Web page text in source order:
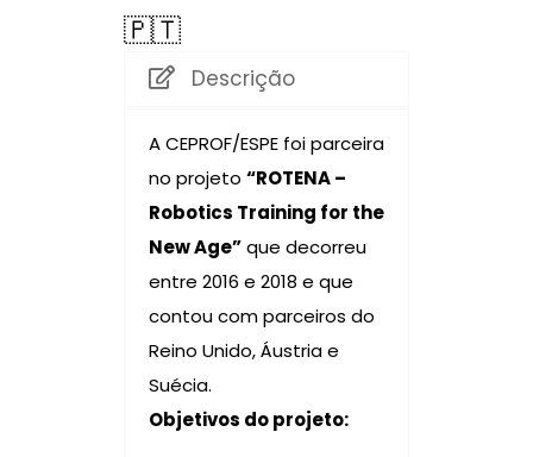
🇵🇹
Descrição
A CEPROF/ESPE foi parceira
no projeto “ROTENA –
Robotics Training for the
New Age”que decorreu
entre 2016 e 2018 e que
contou com parceiros do
Reino Unido, Áustria e
Suécia.
Objetivos do projeto: